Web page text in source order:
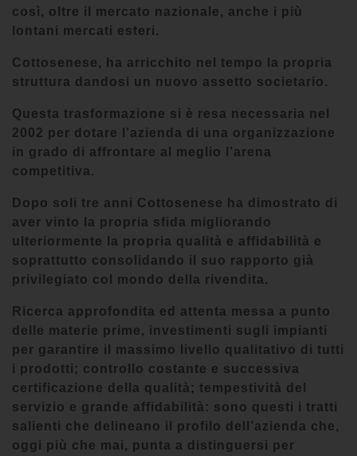
così, oltre il mercato nazionale, anche i più
lontani mercati esteri.
Cottosenese, ha arricchito nel tempo la propria
struttura dandosi un nuovo assetto societario.
Questa trasformazione si è resa necessaria nel
2002 per dotare l’azienda di una organizzazione
in grado di affrontare al meglio l’arena
competitiva.
Dopo soli tre anni Cottosenese ha dimostrato di
aver vinto la propria sfida migliorando
ulteriormente la propria qualità e affidabilità e
soprattutto consolidando il suo rapporto già
privilegiato col mondo della rivendita.
Ricerca approfondita ed attenta messa a punto
delle materie prime, investimenti sugli impianti
per garantire il massimo livello qualitativo di tutti
i prodotti; controllo costante e successiva
certificazione della qualità; tempestività del
servizio e grande affidabilità: sono questi i tratti
salienti che delineano il profilo dell’azienda che,
oggi più che mai, punta a distinguersi per